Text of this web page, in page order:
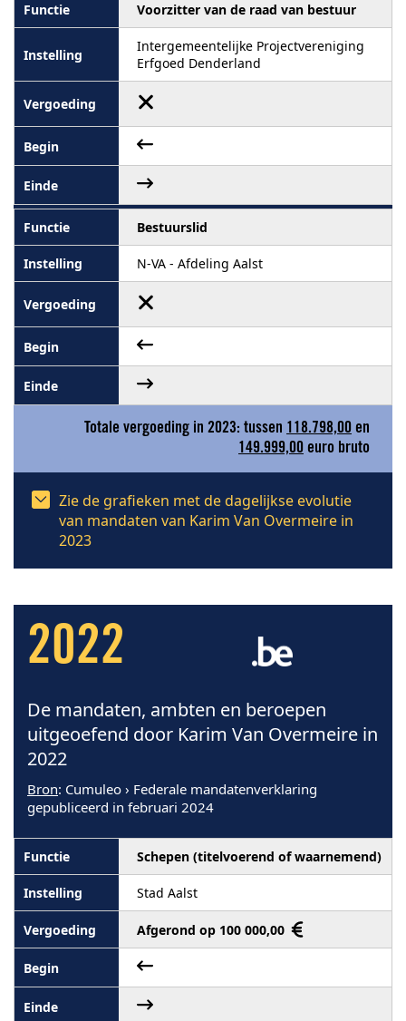
Voorzitter van de raad van bestuur
Intergemeentelijke Projectvereniging
Erfgoed Denderland
Bestuurslid
N-VA - Afdeling Aalst
Totale vergoeding in 2023: tussen 118.798,00 en
149.999,00 euro bruto
Zie de grafieken met de dagelijkse evolutie
van mandaten van Karim Van Overmeire in
2023
2022
De mandaten, ambten en beroepen
uitgeoefend door Karim Van Overmeire in
2022
Bron: Cumuleo › Federale mandatenverklaring
gepubliceerd in februari 2024
Schepen (titelvoerend of waarnemend)
Stad Aalst
Afgerond op 100 000,00